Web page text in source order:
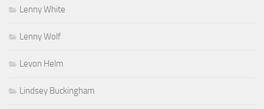
Lenny White
Lenny Wolf
Levon Helm
Lindsey Buckingham